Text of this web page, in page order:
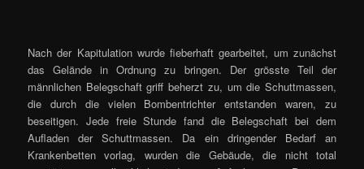
Nach der Kapitulation wurde fieberhaft gearbeitet, um zunächst
das Gelände in Ordnung zu bringen. Der grösste Teil der
männlichen Belegschaft griff beherzt zu, um die Schuttmassen,
die durch die vielen Bombentrichter entstanden waren, zu
beseitigen. Jede freie Stunde fand die Belegschaft bei dem
Aufladen der Schuttmassen. Da ein dringender Bedarf an
Krankenbetten vorlag, wurden die Gebäude, die nicht total